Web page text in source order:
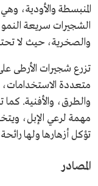
المنبسطة والأودية،
الشجيرات سريعة النمو
والصخرية، حيث لا
تزرع شجيرات الأرطى
متعددة
والطرق، والأفنية.
مهمة لرعي الإبل،
تؤكل أزهارها ولها
المصادر